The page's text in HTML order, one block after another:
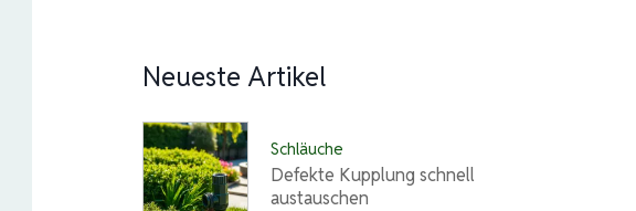
Neueste Artikel
Schläuche
Defekte Kupplung schnell
austauschen